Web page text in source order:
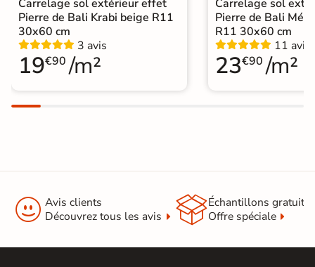
Carrelage sol extérieur effet
Pierre de Bali Krabi beige R11
30x60 cm
3 avis
19€90 /m²
Carrelage sol
Pierre de Bali
R11 30x60 cm
11 avis
23€90 /m²
 Avis clients
Découvrez tous les avis
Échantillons gratuit
Offre spéciale